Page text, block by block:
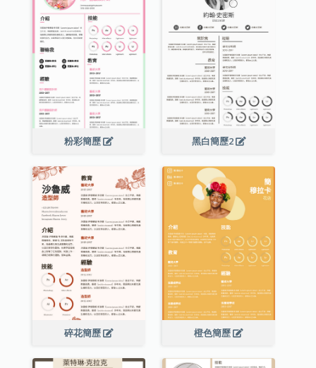
粉彩簡歷 黑白簡歷2
碎花簡歷 橙色簡歷